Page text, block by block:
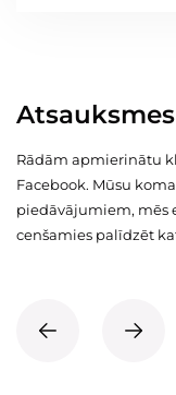
Rādām apmierinātu
Facebook. Mūsu
piedāvājumiem, mēs
cenšamies palīdzēt